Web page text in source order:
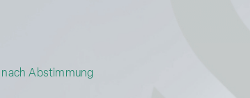
Abstimmung